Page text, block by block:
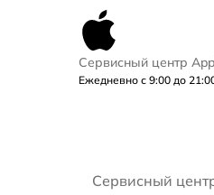
Сервисный центр
Ежедневно с 9:00 до
Сервисный